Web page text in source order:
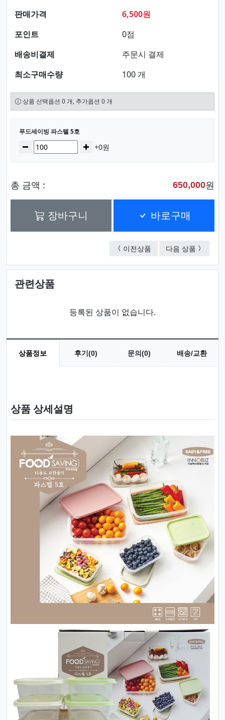
판매가격
6,500원
포인트
0점
배송비결제
주문시 결제
최소구매수량
100 개
상품 선택옵션 0 개, 추가옵션 0 개
선택된 옵션
푸드세이빙 파스텔 5호
수량감소 증가+0원
총 금액 : 650,000원
장바구니 바로구매
이전상품 노먼 진공스텐텀블러
다음 상품 푸드세
관련상품
등록된 상품이 없습니다.
상품정보 후기(0) 문의(0) 배송/교환
상품 상세설명